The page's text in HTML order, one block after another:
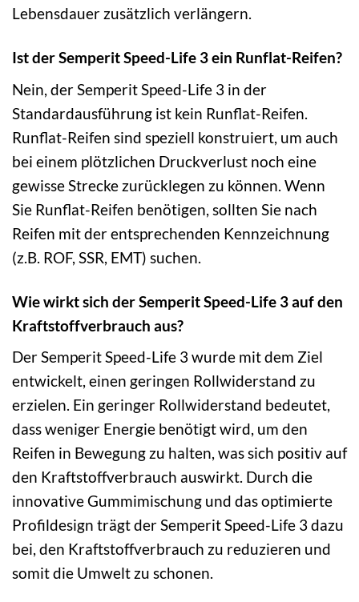
Lebensdauer zusätzlich verlängern.
Ist der Semperit Speed-Life 3 ein Runflat-Reifen?
Nein, der Semperit Speed-Life 3 in der
Standardausführung ist kein Runflat-Reifen.
Runflat-Reifen sind speziell konstruiert, um auch
bei einem plötzlichen Druckverlust noch eine
gewisse Strecke zurücklegen zu können. Wenn
Sie Runflat-Reifen benötigen, sollten Sie nach
Reifen mit der entsprechenden Kennzeichnung
(z.B. ROF, SSR, EMT) suchen.
Wie wirkt sich der Semperit Speed-Life 3 auf den
Kraftstoffverbrauch aus?
Der Semperit Speed-Life 3 wurde mit dem Ziel
entwickelt, einen geringen Rollwiderstand zu
erzielen. Ein geringer Rollwiderstand bedeutet,
dass weniger Energie benötigt wird, um den
Reifen in Bewegung zu halten, was sich positiv auf
den Kraftstoffverbrauch auswirkt. Durch die
innovative Gummimischung und das optimierte
Profildesign trägt der Semperit Speed-Life 3 dazu
bei, den Kraftstoffverbrauch zu reduzieren und
somit die Umwelt zu schonen.